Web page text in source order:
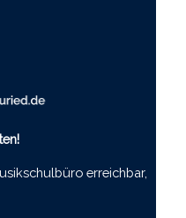
erreichbar,